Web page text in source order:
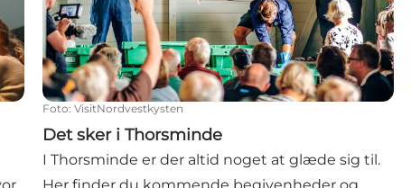
Foto: VisitNordvestkysten
Det sker i Thorsminde
I Thorsminde er der altid noget at glæde sig til.